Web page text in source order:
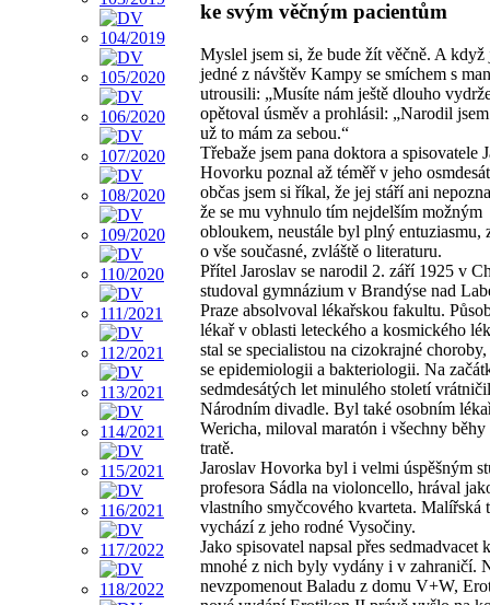
ke svým věčným pacientům
Myslel jsem si, že bude žít věčně. A když
jedné z návštěv Kampy se smíchem s
utrousili: „Musíte nám ještě dlouho
opětoval úsměv a prohlásil: „Narodil
už to mám za sebou.“
Třebaže jsem pana doktora a spisovatele
Hovorku poznal až téměř v jeho
občas jsem si říkal, že jej stáří ani
že se mu vyhnulo tím nejdelším možným
obloukem, neustále byl plný entuziasmu,
o vše současné, zvláště o literaturu.
Přítel Jaroslav se narodil 2. září 1925 v
studoval gymnázium v Brandýse nad
Praze absolvoval lékařskou fakultu.
lékař v oblasti leteckého a kosmického
stal se specialistou na cizokrajné
se epidemiologii a bakteriologii. Na
sedmdesátých let minulého století
Národním divadle. Byl také osobním
Wericha, miloval maratón i všechny běhy
tratě.
Jaroslav Hovorka byl i velmi úspěšným
profesora Sádla na violoncello, hrával
vlastního smyčcového kvarteta. Malířská
vychází z jeho rodné Vysočiny.
Jako spisovatel napsal přes sedmadvacet
mnohé z nich byly vydány i v zahraničí.
nevzpomenout Baladu z domu V+W,